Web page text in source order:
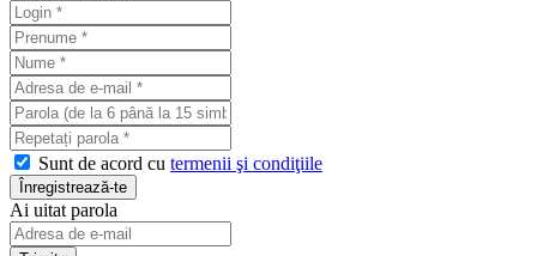
Sunt de acord cu termenii şi condiţiile
Ai uitat parola